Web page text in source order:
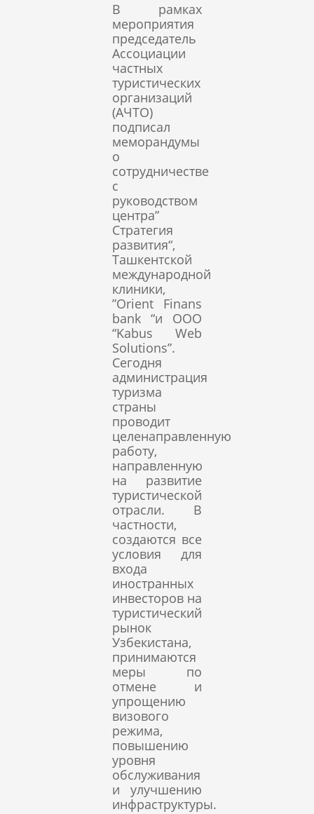
В рамках
мероприятия
председатель
Ассоциации
частных
туристических
организаций
(АЧТО)
подписал
меморандумы
о
сотрудничестве
с
руководством
центра”
Стратегия
развития“,
Ташкентской
международной
клиники,
”Orient Finans
bank “и ООО
“Kabus Web
Solutions”.
Сегодня
администрация
туризма
страны
проводит
целенаправленную
работу,
направленную
на развитие
туристической
отрасли. В
частности,
создаются все
условия для
входа
иностранных
инвесторов на
туристический
рынок
Узбекистана,
принимаются
меры по
отмене и
упрощению
визового
режима,
повышению
уровня
обслуживания
и улучшению
инфраструктуры.